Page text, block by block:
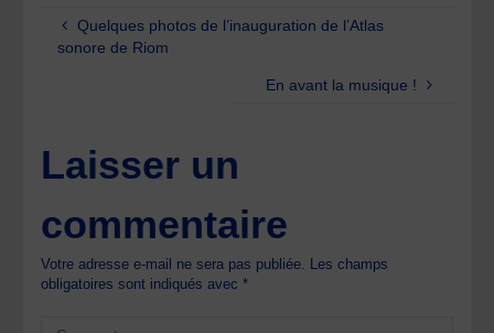
Quelques photos de l’inauguration de l’Atlas
sonore de Riom
En avant la musique !
Laisser un
commentaire
Votre adresse e-mail ne sera pas publiée. Les champs
obligatoires sont indiqués avec*